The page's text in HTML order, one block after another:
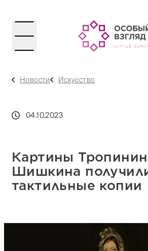
Новости Искусство
04.10.2023
Картины
Шишкина
тактильные копии